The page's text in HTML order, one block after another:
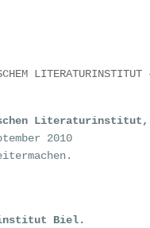
2010
Biel.